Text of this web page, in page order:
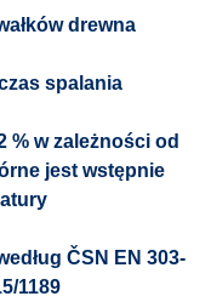
drewna
spalania
% w zależności od
jest wstępnie
ČSN EN 303-
1189